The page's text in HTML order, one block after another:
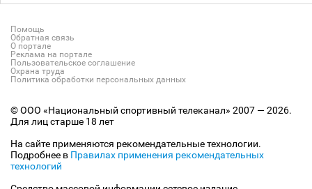
Помощь
Обратная связь
О портале
Реклама на портале
Пользовательское соглашение
Охрана труда
Политика обработки персональных данных
© ООО «Национальный спортивный телеканал» 2007 — 2026.
Для лиц старше 18 лет
На сайте применяются рекомендательные технологии.
Подробнее в Правилах применения рекомендательных
технологий